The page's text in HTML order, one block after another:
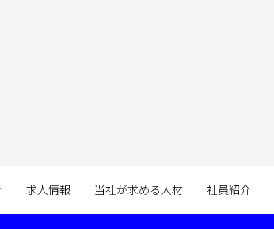
求人情報 当社が求める人材 社員紹介